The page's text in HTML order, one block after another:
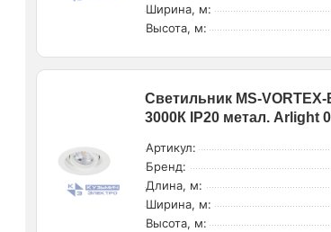
Ширина, м:
Высота, м:
Светильник MS-VORTEX-
3000К IP20 метал. Arlight
Артикул:
Бренд:
Длина, м:
Ширина, м:
Высота, м: